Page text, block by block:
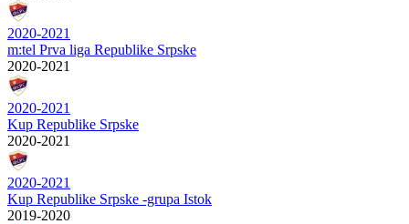
2020-2021
m:tel Prva liga Republike Srpske
2020-2021
2020-2021
Kup Republike Srpske
2020-2021
2020-2021
Kup Republike Srpske -grupa Istok
2019-2020